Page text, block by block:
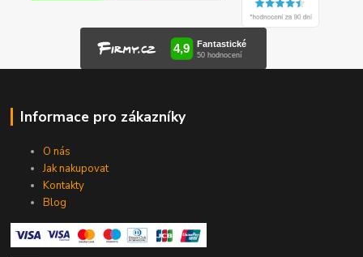
Informace pro zákazníky
O nás
Jak nakupovat
Kontakty
Blog